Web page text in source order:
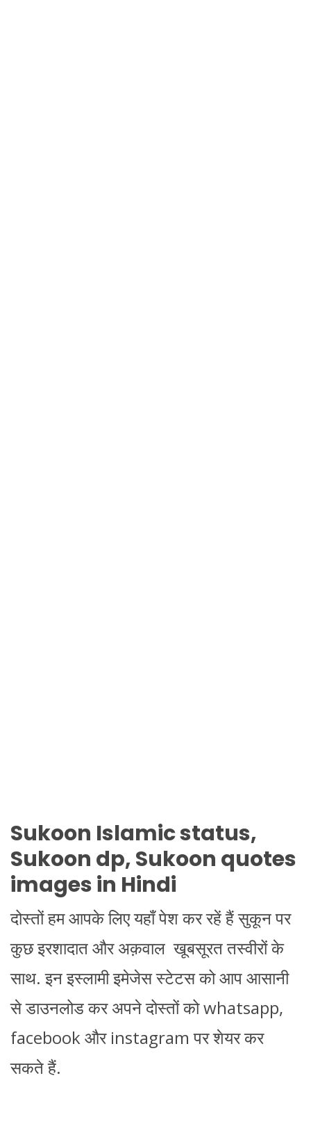
Sukoon Islamic status,
Sukoon dp, Sukoon quotes
images in Hindi
दोस्तों हम आपके लिए यहाँ पेश कर रहें हैं सुकून पर
कुछ इरशादात और अक़वाल खूबसूरत तस्वीरों के
साथ. इन इस्लामी इमेजेस स्टेटस को आप आसानी
से डाउनलोड कर अपने दोस्तों को whatsapp,
facebook और instagram पर शेयर कर
सकते हैं.